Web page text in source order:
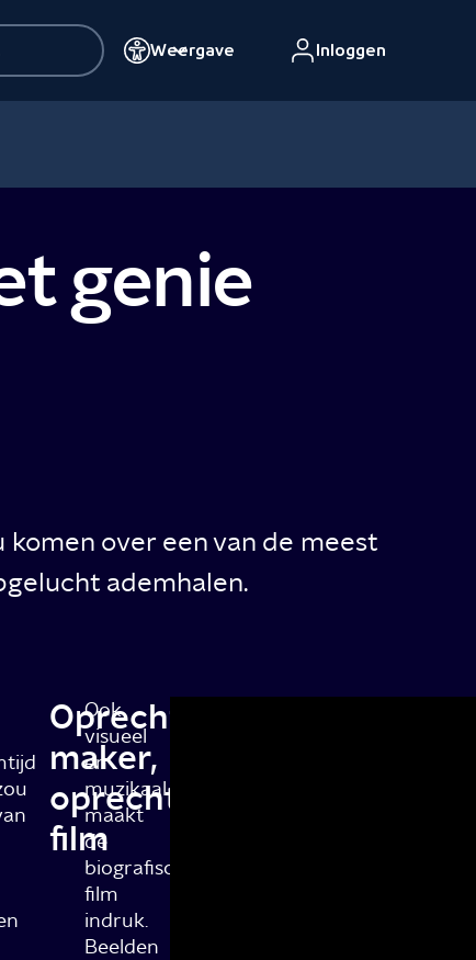
Weergave Inloggen
genie
over een van de meest
ademhalen.
Oprechte
maker,
oprechte
film
Ook
visueel
en
muzikaal
maakt
de
biografische
film
indruk.
Beelden